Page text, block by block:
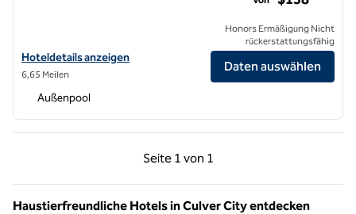
Hoteldetails für das Hilton Garden Inn Los Angeles/Hollywood
Hoteldetails anzeigen
6,65 Meilen
Honors Ermäßigung Nicht
rückerstattungsfähig
Daten auswählen
Außenpool
Seite 1 von 1
Vorherige Seite, 1 von 1
Seite 1 von 1
Haustierfreundliche Hotels in Culver City entdecken